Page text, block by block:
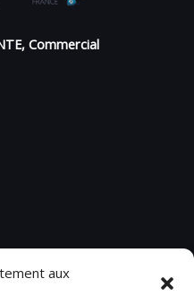
aux
Commercial